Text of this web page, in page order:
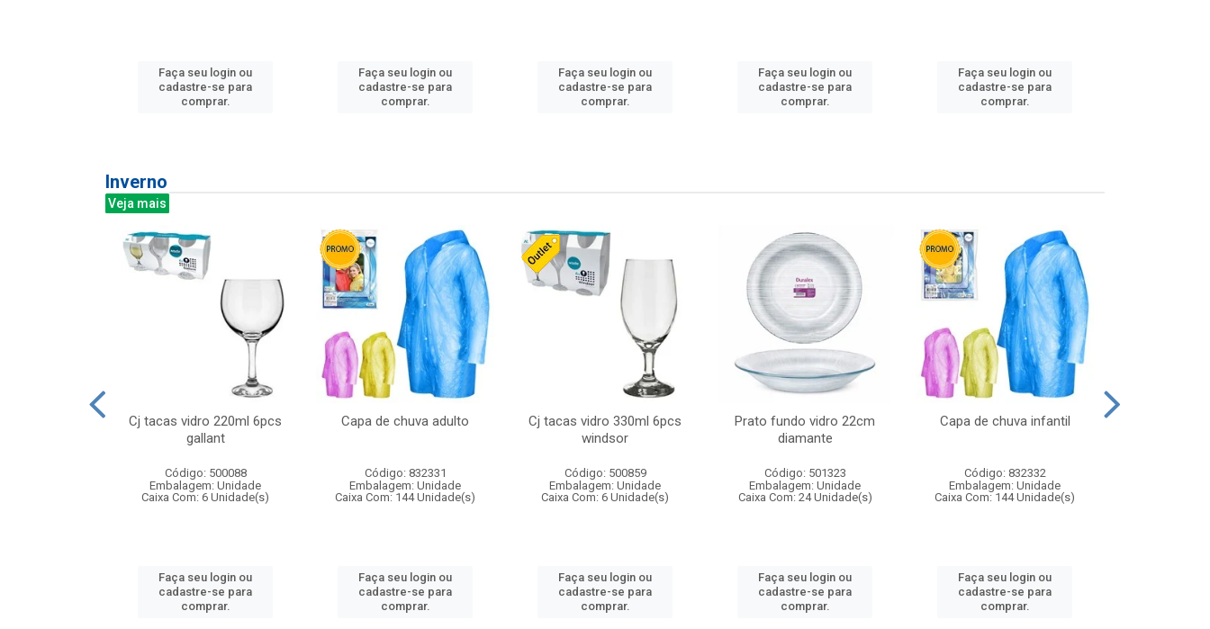
Faça seu login ou
cadastre-se para
comprar.
Faça seu login ou
cadastre-se para
comprar.
Faça seu login ou
cadastre-se para
comprar.
Faça seu login ou
cadastre-se para
comprar.
Faça seu login ou
cadastre-se para
comprar.
Inverno
Veja mais
Cj tacas vidro 220ml 6pcs
gallant
Código: 500088
Embalagem: Unidade
Caixa Com: 6 Unidade(s)
Faça seu login ou
cadastre-se para
comprar.
Capa de chuva adulto
Código: 832331
Embalagem: Unidade
Caixa Com: 144 Unidade(s)
Faça seu login ou
cadastre-se para
comprar.
Cj tacas vidro 330ml 6pcs
windsor
Código: 500859
Embalagem: Unidade
Caixa Com: 6 Unidade(s)
Faça seu login ou
cadastre-se para
comprar.
Prato fundo vidro 22cm
diamante
Código: 501323
Embalagem: Unidade
Caixa Com: 24 Unidade(s)
Faça seu login ou
cadastre-se para
comprar.
Capa de chuva infantil
Código: 832332
Embalagem: Unidade
Caixa Com: 144 Unidade(s)
Faça seu login ou
cadastre-se para
comprar.